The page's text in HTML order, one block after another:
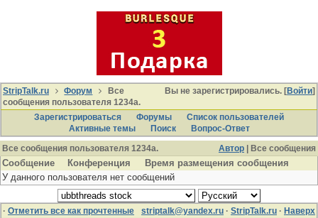
Вы не зарегистрировались. [Войти]
StripTalk.ru Форум
Все
сообщения пользователя 1234a.
Зарегистрироваться
Форумы
Список пользователей
Активные темы
Поиcк
Вопрос-Ответ
Автор | Все сообщения
Все сообщения пользователя 1234a.
Сообщение Конференция
Время размещения сообщения
У данного пользователя нет сообщений
· Отметить все как прочтенные striptalk@yandex.ru · StripTalk.ru · Наверх